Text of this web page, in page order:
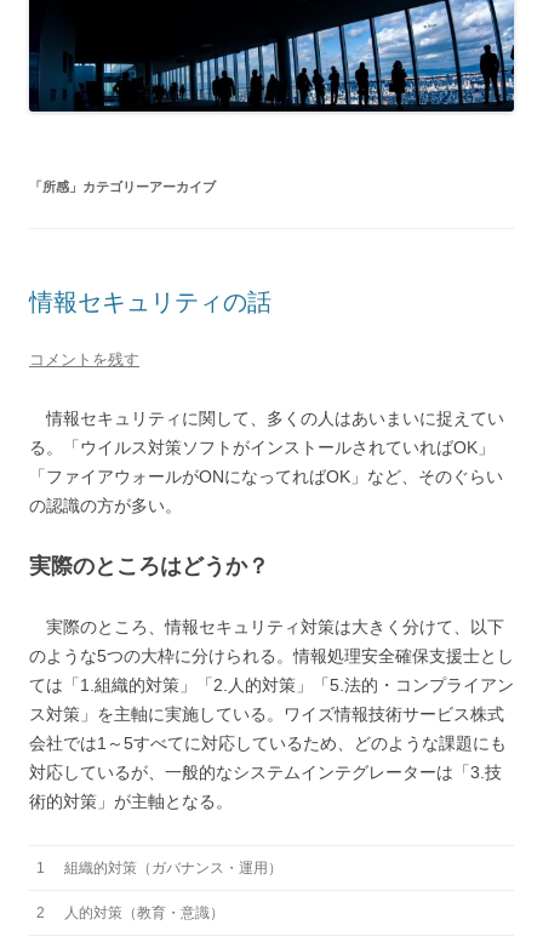
「 所感 」カテゴリーアーカイブ
情報セキュリティの話
コメントを残す
情報セキュリティに関して、多くの人はあいまいに捉えてい
る。「ウイルス対策ソフトがインストールされていればOK」
「ファイアウォールがONになってればOK」など、そのぐらい
の認識の方が多い。
実際のところはどうか？
実際のところ、情報セキュリティ対策は大きく分けて、以下
のような5つの大枠に分けられる。情報処理安全確保支援士とし
ては「1.組織的対策」「2.人的対策」「5.法的・コンプライアン
ス対策」を主軸に実施している。ワイズ情報技術サービス株式
会社では1～5すべてに対応しているため、どのような課題にも
対応しているが、一般的なシステムインテグレーターは「3.技
術的対策」が主軸となる。
1 組織的対策（ガバナンス・運用）
2 人的対策（教育・意識）